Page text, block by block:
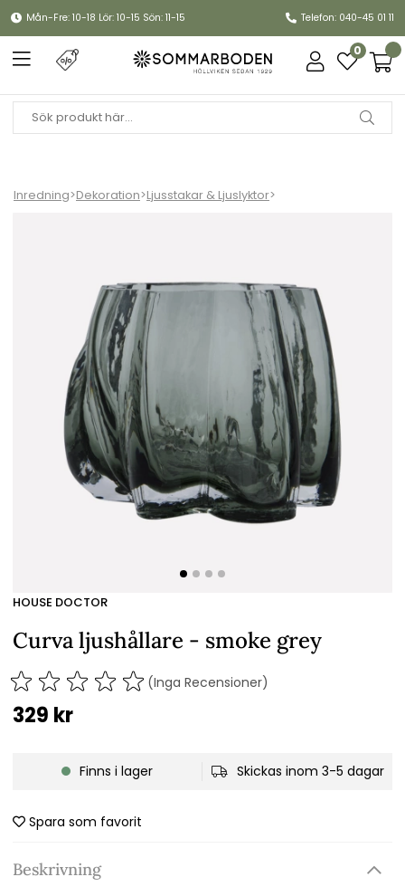
Mån-Fre: 10-18 Lör: 10-15 Sön: 11-15 Telefon: 040-45 01 11
0
Inredning>Dekoration>Ljusstakar & Ljuslyktor>
HOUSE DOCTOR
Curva ljushållare - smoke grey
(Inga Recensioner)
329 kr
Finns i lager Skickas inom 3-5 dagar
Spara som favorit
Beskrivning